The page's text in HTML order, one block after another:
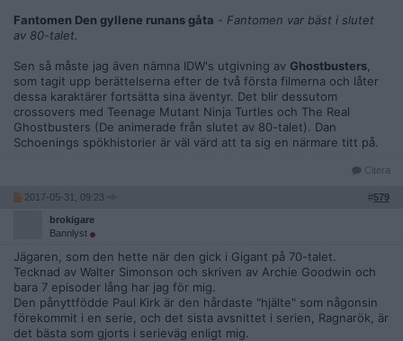
Fantomen Den gyllene runans gåta - Fantomen var bäst i slutet
av 80-talet.
Sen så måste jag även nämna IDW's utgivning av Ghostbusters
som tagit upp berättelserna efter de två första filmerna och låter
dessa karaktärer fortsätta sina äventyr. Det blir dessutom
crossovers med Teenage Mutant Ninja Turtles och The Real
Ghostbusters (De animerade från slutet av 80-talet). Dan
Schoenings spökhistorier är väl värd att ta sig en närmare titt på.
Citera
2017-05-31, 09:23 #579
brokigare
Bannlyst
Jägaren, som den hette när den gick i Gigant på 70-talet.
Tecknad av Walter Simonson och skriven av Archie Goodwin och
bara 7 episoder lång har jag för mig.
Den pånyttfödde Paul Kirk är den hårdaste "hjälte" som någonsin
förekommit i en serie, och det sista avsnittet i serien, Ragnarök, är
det bästa som gjorts i serieväg enligt mig.